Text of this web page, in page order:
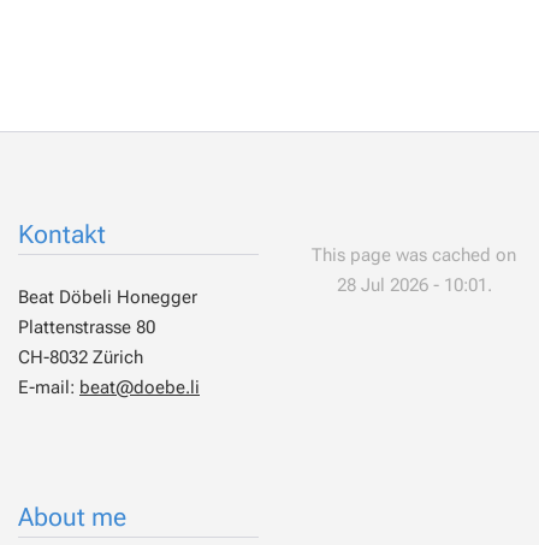
Kontakt
Beat Döbeli Honegger
Plattenstrasse 80
CH-8032 Zürich
E-mail: beat@doebe.li
About me
This page was cached on
28 Jul 2026 - 10:01.